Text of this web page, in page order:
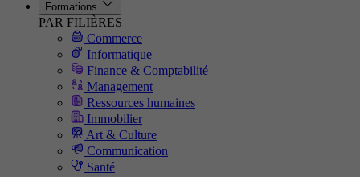
Formations
PAR FILIÈRES
Commerce
Informatique
Finance & Comptabilité
Management
Ressources humaines
Immobilier
Art & Culture
Communication
Santé